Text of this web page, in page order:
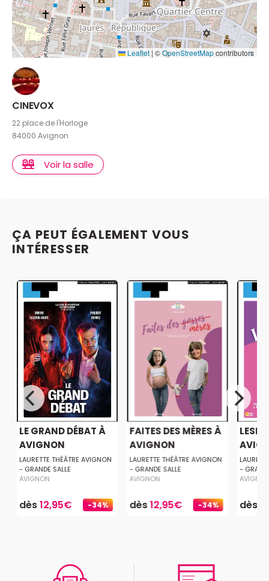
Leaflet | ©OpenStreetMapcontributors
CINEVOX
22 place de l'Horloge
84000 Avignon
Voir la salle
ÇA PEUT ÉGALEMENT VOUS
INTÉRESSER
-34%
LE GRAND DÉBAT À
AVIGNON
LAURETTE THÉÂTRE AVIGNON
- GRANDE SALLE
AVIGNON
dès12,95€ -34%
FAITES DES MÈRES À
AVIGNON
LAURETTE THÉÂTRE AVIGNON
- GRANDE SALLE
AVIGNON
dès12,95€
-
dès